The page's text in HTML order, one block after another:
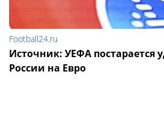
Football24.ru
Источник: УЕФА постарается
России на Евро